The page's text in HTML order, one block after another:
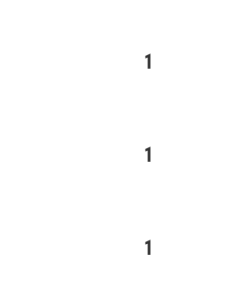
1
1
1